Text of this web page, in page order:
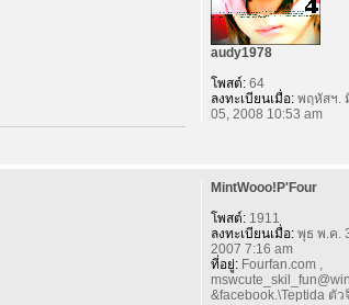
audy1978
โพสต์:64
ลงทะเบียนเมื่อ:พฤหัสฯ.
05, 2008 10:53 am
MintWooo!P'Four
โพสต์:1911
ลงทะเบียนเมื่อ:พุธ พ.ค.
2007 7:16 am
ที่อยู่:Fourfan.com ,
&facebook.\Teptida ตัว